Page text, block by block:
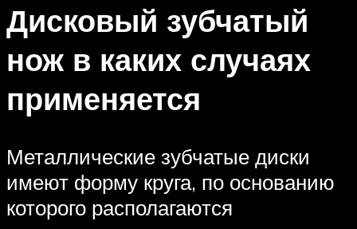
Дисковый зубчатый
нож в каких случаях
применяется
Металлические зубчатые диски
имеют форму круга, по основанию
которого располагаются